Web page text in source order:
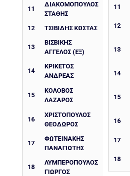
11
ΔΙΑΚΟΜΟΠΟΥΛΟΣ
ΣΤΑΘΗΣ
12
ΤΣΙΒΙΔΗΣ ΚΩΣΤΑΣ
13
ΒΙΣΒΙΚΗΣ
ΑΓΓΕΛΟΣ (ΕΞ)
14
ΚΡΙΚΈΤΟΣ
ΑΝΔΡΈΑΣ
15
ΚΟΛΟΒΟΣ
ΛΑΖΑΡΟΣ
16
ΧΡΙΣΤΌΠΟΥΛΟΣ
ΘΕΌΔΩΡΟΣ
17
ΦΩΤΕΙΝΆΚΗΣ
ΠΑΝΑΓΙΏΤΗΣ
18
ΛΥΜΠΕΡΟΠΟΥΛΟΣ
ΓΙΩΡΓΟΣ
11
12
13
14
15
16
17
18